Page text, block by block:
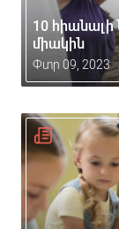
10 հիանալի
միակին
Փտր 09, 2023